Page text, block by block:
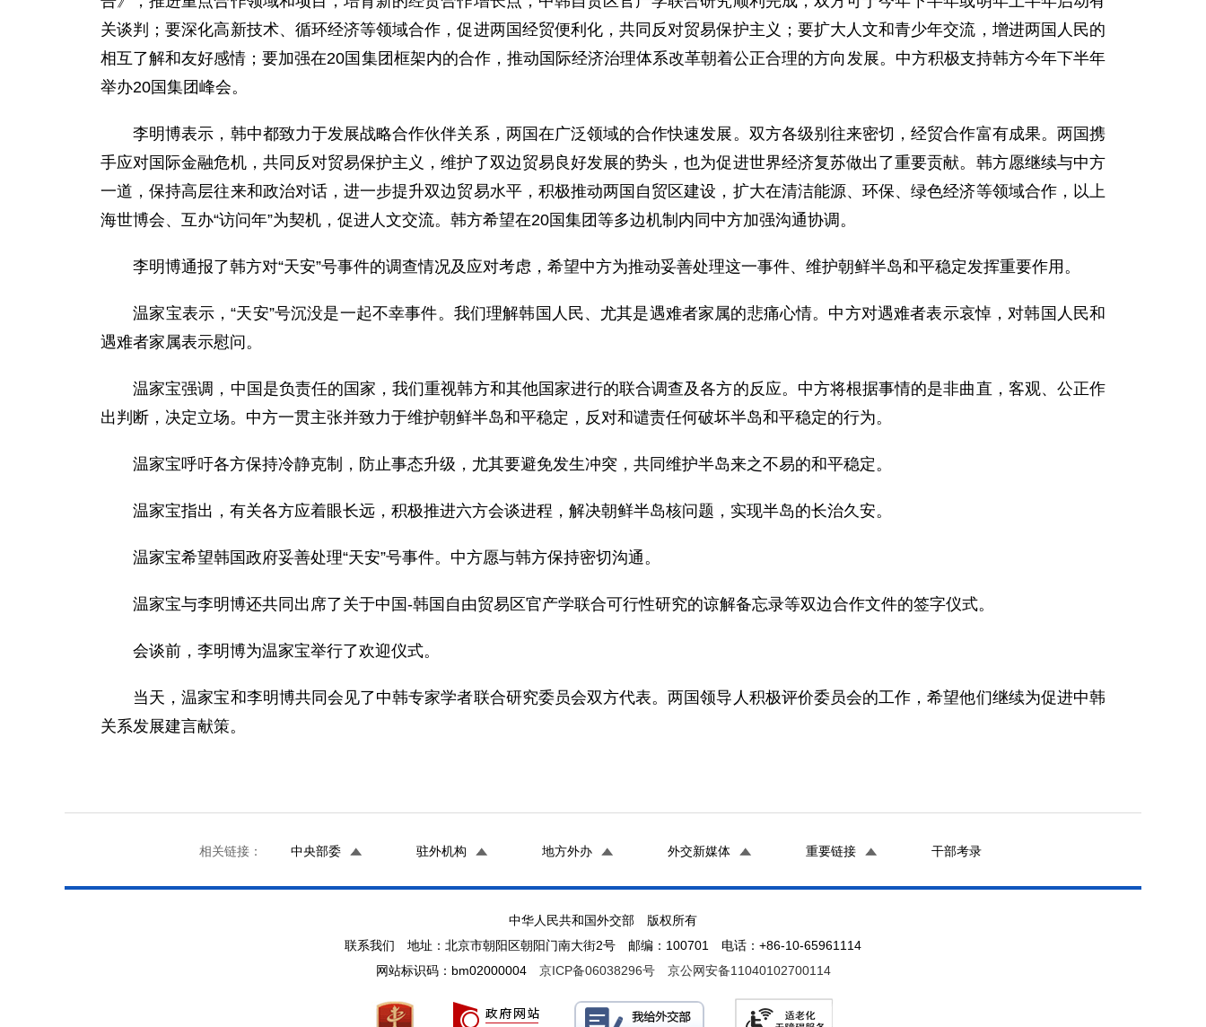
关谈判；要深化高新技术、循环经济等领域合作，促进两国经贸便利化，共同反对贸易保护主义；要扩大人文和青少年交流，增进两国人民的
相互了解和友好感情；要加强在20国集团框架内的合作，推动国际经济治理体系改革朝着公正合理的方向发展。中方积极支持韩方今年下半年
举办20国集团峰会。
李明博表示，韩中都致力于发展战略合作伙伴关系，两国在广泛领域的合作快速发展。双方各级别往来密切，经贸合作富有成果。两国携
手应对国际金融危机，共同反对贸易保护主义，维护了双边贸易良好发展的势头，也为促进世界经济复苏做出了重要贡献。韩方愿继续与中方
一道，保持高层往来和政治对话，进一步提升双边贸易水平，积极推动两国自贸区建设，扩大在清洁能源、环保、绿色经济等领域合作，以上
海世博会、互办“访问年”为契机，促进人文交流。韩方希望在20国集团等多边机制内同中方加强沟通协调。
李明博通报了韩方对“天安”号事件的调查情况及应对考虑，希望中方为推动妥善处理这一事件、维护朝鲜半岛和平稳定发挥重要作用。
温家宝表示，“天安”号沉没是一起不幸事件。我们理解韩国人民、尤其是遇难者家属的悲痛心情。中方对遇难者表示哀悼，对韩国人民和
遇难者家属表示慰问。
温家宝强调，中国是负责任的国家，我们重视韩方和其他国家进行的联合调查及各方的反应。中方将根据事情的是非曲直，客观、公正作
出判断，决定立场。中方一贯主张并致力于维护朝鲜半岛和平稳定，反对和谴责任何破坏半岛和平稳定的行为。
温家宝呼吁各方保持冷静克制，防止事态升级，尤其要避免发生冲突，共同维护半岛来之不易的和平稳定。
温家宝指出，有关各方应着眼长远，积极推进六方会谈进程，解决朝鲜半岛核问题，实现半岛的长治久安。
温家宝希望韩国政府妥善处理“天安”号事件。中方愿与韩方保持密切沟通。
温家宝与李明博还共同出席了关于中国-韩国自由贸易区官产学联合可行性研究的谅解备忘录等双边合作文件的签字仪式。
会谈前，李明博为温家宝举行了欢迎仪式。
当天，温家宝和李明博共同会见了中韩专家学者联合研究委员会双方代表。两国领导人积极评价委员会的工作，希望他们继续为促进中韩
关系发展建言献策。
相关链接： 中央部委 驻外机构 地方外办 外交新媒体 重要链接 干部考录
中华人民共和国外交部 版权所有
联系我们 地址：北京市朝阳区朝阳门南大街2号 邮编：100701 电话：+86-10-65961114
网站标识码：bm02000004 京ICP备06038296号 京公网安备11040102700114